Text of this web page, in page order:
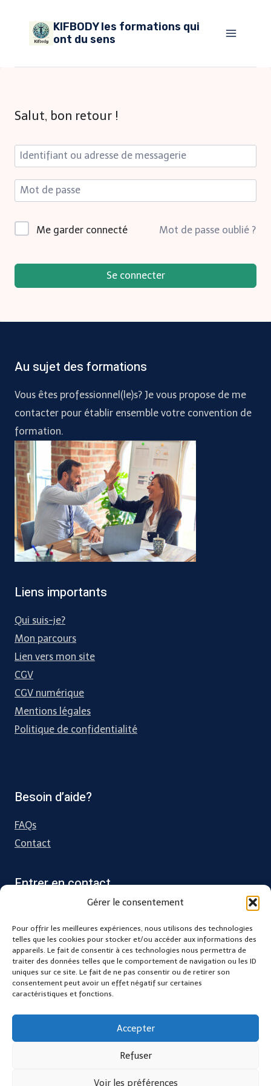
Gérer le consentement
Pour offrir les meilleures expériences, nous utilisons des technologies
telles que les cookies pour stocker et/ou accéder aux informations des
appareils. Le fait de consentir à ces technologies nous permettra de
traiter des données telles que le comportement de navigation ou les ID
uniques sur ce site. Le fait de ne pas consentir ou de retirer son
consentement peut avoir un effet négatif sur certaines
caractéristiques et fonctions.
Accepter
Refuser
Voir les préférences
contenu
KIFBODY les formations qui
ont du sens
Salut, bon retour !
Me garder connecté Mot de passe oublié ?
Se connecter
Au sujet des formations
Vous êtes professionnel(le)s? Je vous propose de me
contacter pour établir ensemble votre convention de
formation.
Liens importants
Qui suis-je?
Mon parcours
Lien vers mon site
CGV
CGV numérique
Mentions légales
Politique de confidentialité
Besoin d’aide?
FAQs
Contact
Entrer en contact
31 grande rue, 17330 Villeneuve la Comtesse
contact@kifbody.fr
© 2026 KIFBODY les formations qui ont du sens - Thème WordPress